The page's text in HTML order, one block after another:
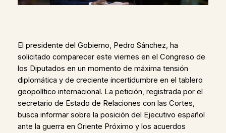
El presidente del Gobierno, Pedro Sánchez, ha
solicitado comparecer este viernes en el Congreso de
los Diputados en un momento de máxima tensión
diplomática y de creciente incertidumbre en el tablero
geopolítico internacional. La petición, registrada por el
secretario de Estado de Relaciones con las Cortes,
busca informar sobre la posición del Ejecutivo español
ante la guerra en Oriente Próximo y los acuerdos